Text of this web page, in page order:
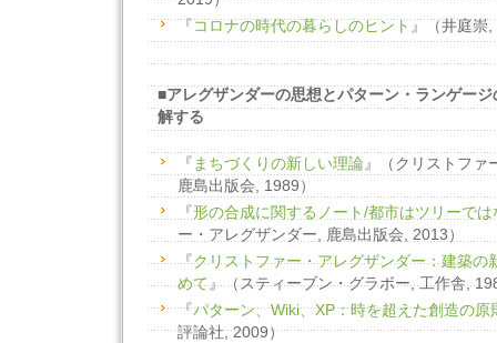
『コロナの時代の暮らしのヒント』（井庭崇
■アレグザンダーの思想とパターン・ランゲー
解する
『まちづくりの新しい理論』（クリストファ
鹿島出版会, 1989）
『形の合成に関するノート/都市はツリーでは
ー・アレグザンダー, 鹿島出版会, 2013）
『クリストファー・アレグザンダー：建築の
めて』（スティーブン・グラボー, 工作舎,
『パターン、Wiki、XP：時を超えた創造の原
評論社, 2009）